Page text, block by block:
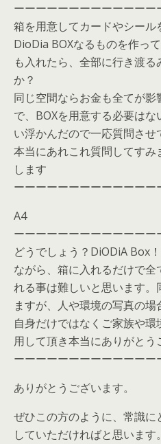
ーーーーーーーーーーーーー
箱を用意してカードやシール
DioDia BOXなるものを作っ
も入れたら、全部に行き渡
か？
同じ空間ならお金も全てが
で、BOXを用意する必要は
い浮かんだので一応質問させ
本当にあれこれ質問してす
します
ーーーーーーーーーーーーー
A4
ーーーーーーーーーーーーー
どうでしょう？DiODiA Box
ながら、箱に入れるだけで
れる事は難しいと思います
ますが、人や環境の写真の
自身だけではなくご家族や
用して頂き本当にありがとう
ーーーーーーーーーーーーー
ありがとうございます。
ぜひこの方のように、常識
していただければと思いま